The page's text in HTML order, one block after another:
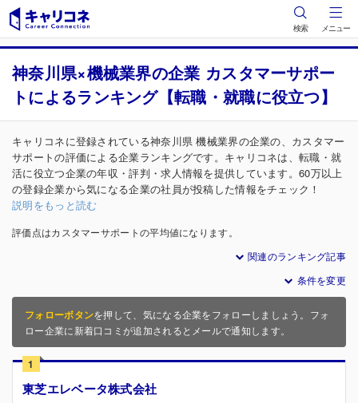
検索 メニュー
神奈川県×機械業界の企業 カスタマーサポー
トによるランキング【転職・就職に役立つ】
キャリコネに登録されている神奈川県 機械業界の企業の、カスタマー
サポートの評価による企業ランキングです。キャリコネは、転職・就
活に役立つ企業の年収・評判・求人情報を提供しています。60万以上
の登録企業から気になる企業の社員が投稿した情報をチェック！
説明をもっと読む
評価点はカスタマーサポートの平均値になります。
関連のランキング記事
条件を変更
フォローボタンを押して、気になる企業をフォローしましょう。フォ
ロー企業に新着口コミが追加されるとメールで通知します。
1
東芝エレベータ株式会社